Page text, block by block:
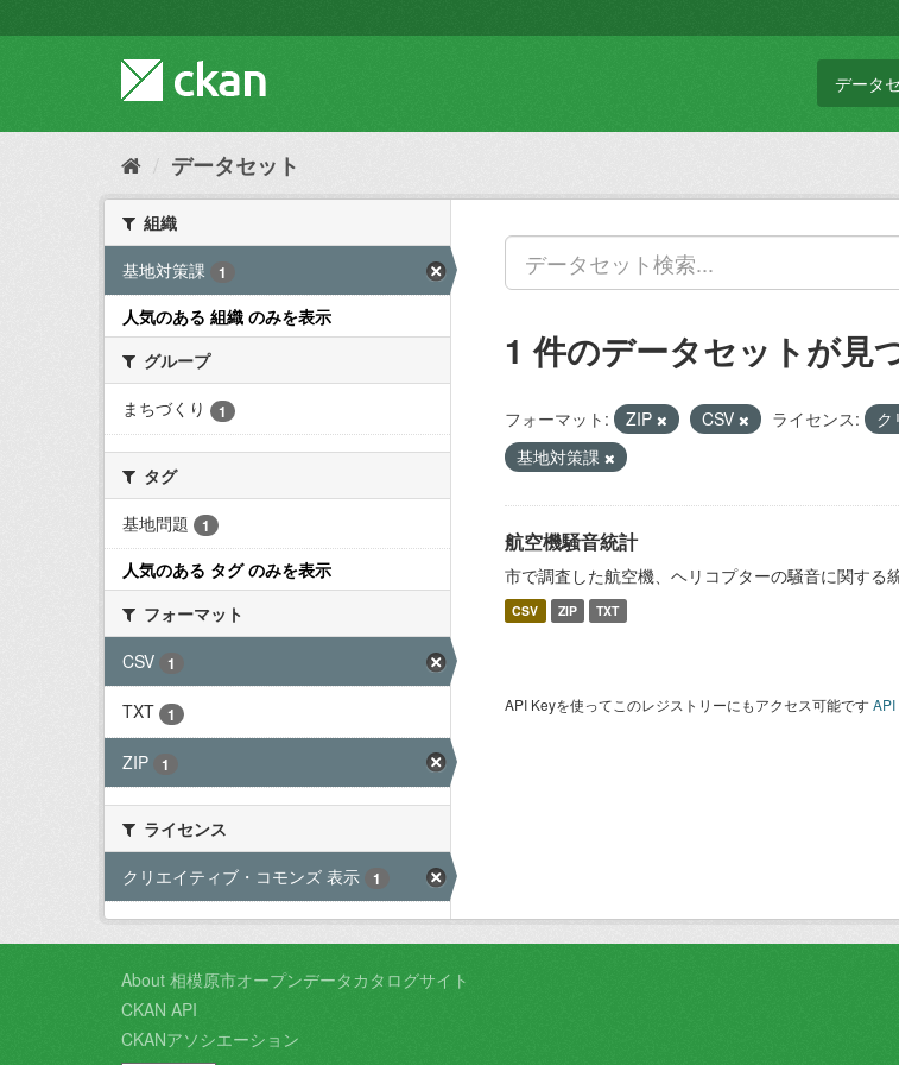
キ
て
データ
データセット
組織
基地対策課
1
人気のある 組織 のみを表示
グループ
まちづくり
1
タグ
基地問題
1
人気のある タグ のみを表示
フォーマット
CSV
1
TXT 1
ZIP 1
ライセンス
クリエイティブ・コモンズ 表示
1
1 件のデータセットが見
フォーマット: ZIP CSV ライセンス: ク
基地対策課
航空機騒音統計
市で調査した航空機、ヘリコプターの騒音に関する
CSV ZIP TXT
API Keyを使ってこのレジストリーにもアクセス可能ですAPI
About 相模原市オープンデータカタログサイト
CKAN API
CKANアソシエーション